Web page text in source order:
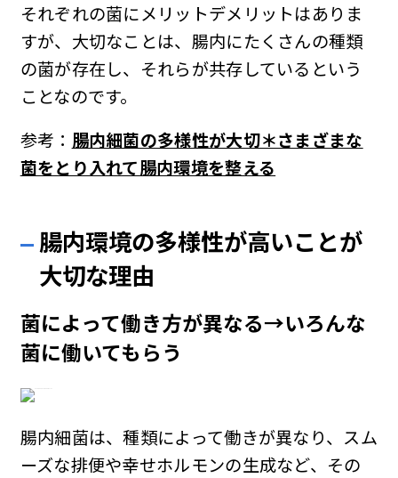
それぞれの菌にメリットデメリットはありま
すが、大切なことは、腸内にたくさんの種類
の菌が存在し、それらが共存しているという
ことなのです。
参考： 腸内細菌の多様性が大切＊さまざまな
菌をとり入れて腸内環境を整える
腸内環境の多様性が高いことが
大切な理由
菌によって働き方が異なる→いろんな
菌に働いてもらう
腸内細菌は、種類によって働きが異なり、スム
ーズな排便や幸せホルモンの生成など、その